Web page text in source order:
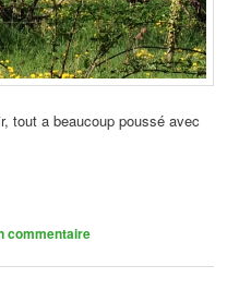
tout a beaucoup poussé avec
commentaire